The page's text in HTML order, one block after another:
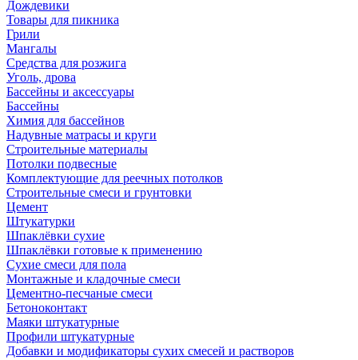
Дождевики
Товары для пикника
Грили
Мангалы
Средства для розжига
Уголь, дрова
Бассейны и аксессуары
Бассейны
Химия для бассейнов
Надувные матрасы и круги
Строительные материалы
Потолки подвесные
Комплектующие для реечных потолков
Строительные смеси и грунтовки
Цемент
Штукатурки
Шпаклёвки сухие
Шпаклёвки готовые к применению
Сухие смеси для пола
Монтажные и кладочные смеси
Цементно-песчаные смеси
Бетоноконтакт
Маяки штукатурные
Профили штукатурные
Добавки и модификаторы сухих смесей и растворов